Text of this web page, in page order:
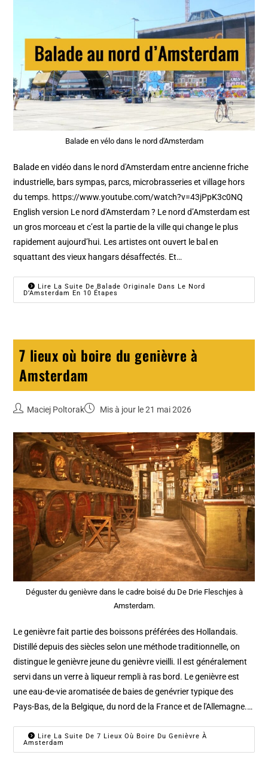
Balade en vélo dans le nord d'Amsterdam
Balade en vidéo dans le nord d'Amsterdam entre ancienne friche
industrielle, bars sympas, parcs, microbrasseries et village hors
du temps. https://www.youtube.com/watch?v=43jPpK3c0NQ
English version Le nord d'Amsterdam ? Le nord d’Amsterdam est
un gros morceau et c’est la partie de la ville qui change le plus
rapidement aujourd’hui. Les artistes ont ouvert le bal en
squattant des vieux hangars désaffectés. Et…
Lire La Suite De Balade Originale Dans Le Nord
D’Amsterdam En 10 Étapes
7 lieux où boire du genièvre à
Amsterdam
Maciej Poltorak Mis à jour le 21 mai 2026
Déguster du genièvre dans le cadre boisé du De Drie Fleschjes à
Amsterdam.
Le genièvre fait partie des boissons préférées des Hollandais.
Distillé depuis des siècles selon une méthode traditionnelle, on
distingue le genièvre jeune du genièvre vieilli. Il est généralement
servi dans un verre à liqueur rempli à ras bord. Le genièvre est
une eau-de-vie aromatisée de baies de genévrier typique des
Pays-Bas, de la Belgique, du nord de la France et de l'Allemagne.…
Lire La Suite De 7 Lieux Où Boire Du Genièvre À
Amsterdam